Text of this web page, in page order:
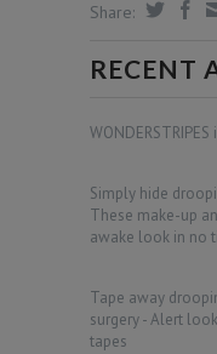
Share:
RECENT
WONDERSTRIPES
Simply hide
These make-up
awake look in no
Tape away
surgery - Alert
tapes